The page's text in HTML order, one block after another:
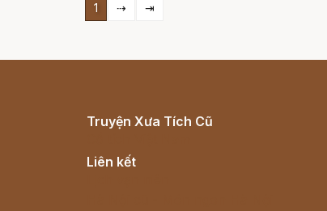
1 ⇢ ⇥
Truyện Xưa Tích Cũ
Liên kết